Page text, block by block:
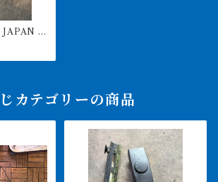
JAPAN P
カテゴリーの商品